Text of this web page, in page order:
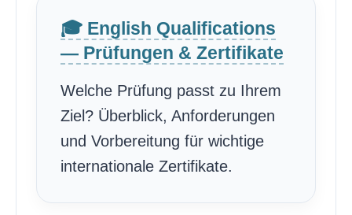
🎓 English Qualifications
— Prüfungen & Zertifikate
Welche Prüfung passt zu Ihrem
Ziel? Überblick, Anforderungen
und Vorbereitung für wichtige
internationale Zertifikate.